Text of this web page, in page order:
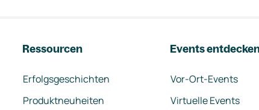
Ressourcen
Erfolgsgeschichten
Produktneuheiten
Events
Vor-Ort-Events
Virtuelle Events